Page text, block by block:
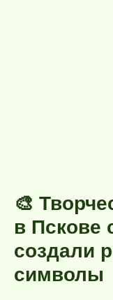
🎨
в Пскове
создали
символы